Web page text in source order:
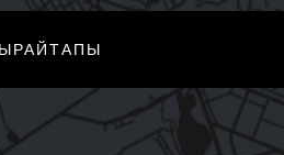
РАЙТАПЫ